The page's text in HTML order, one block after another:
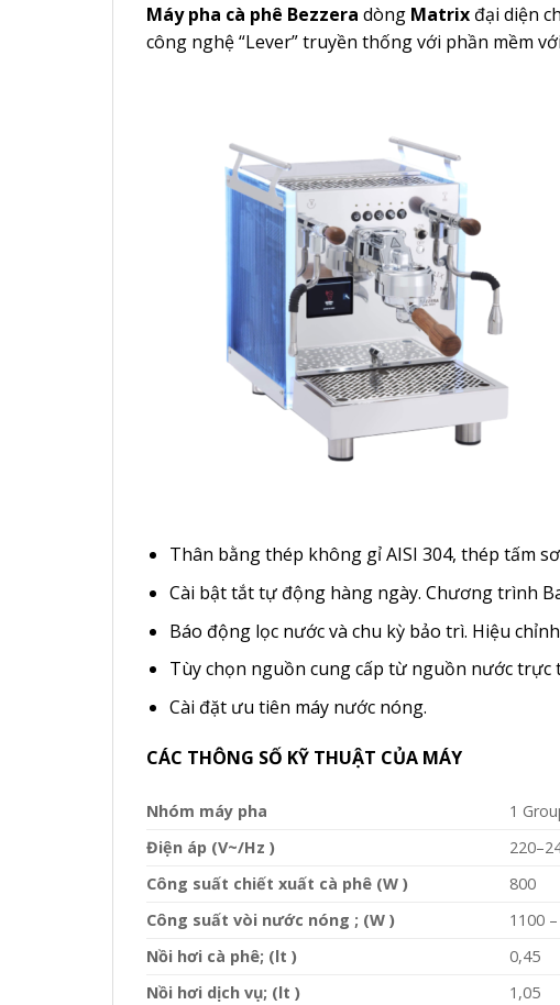
Máy pha cà phê Bezzera dòng Matrix đại diện
công nghệ “Lever” truyền thống với phần mềm
Thân bằng thép không gỉ AISI 304, thép tấm
Cài bật tắt tự động hàng ngày. Chương trình
Báo động lọc nước và chu kỳ bảo trì. Hiệu
Tùy chọn nguồn cung cấp từ nguồn nước trực
Cài đặt ưu tiên máy nước nóng.
CÁC THÔNG SỐ KỸ THUẬT CỦA MÁY
Nhóm máy pha
1
Điện áp (V~/Hz )
Công suất chiết xuất cà phê (W )
800
Công suất vòi nước nóng ; (W )
1100
Nồi hơi cà phê; (lt )
0,45
Nồi hơi dịch vụ; (lt )
1,05